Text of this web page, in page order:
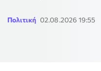
Πολιτική 02.08.2026 19:55